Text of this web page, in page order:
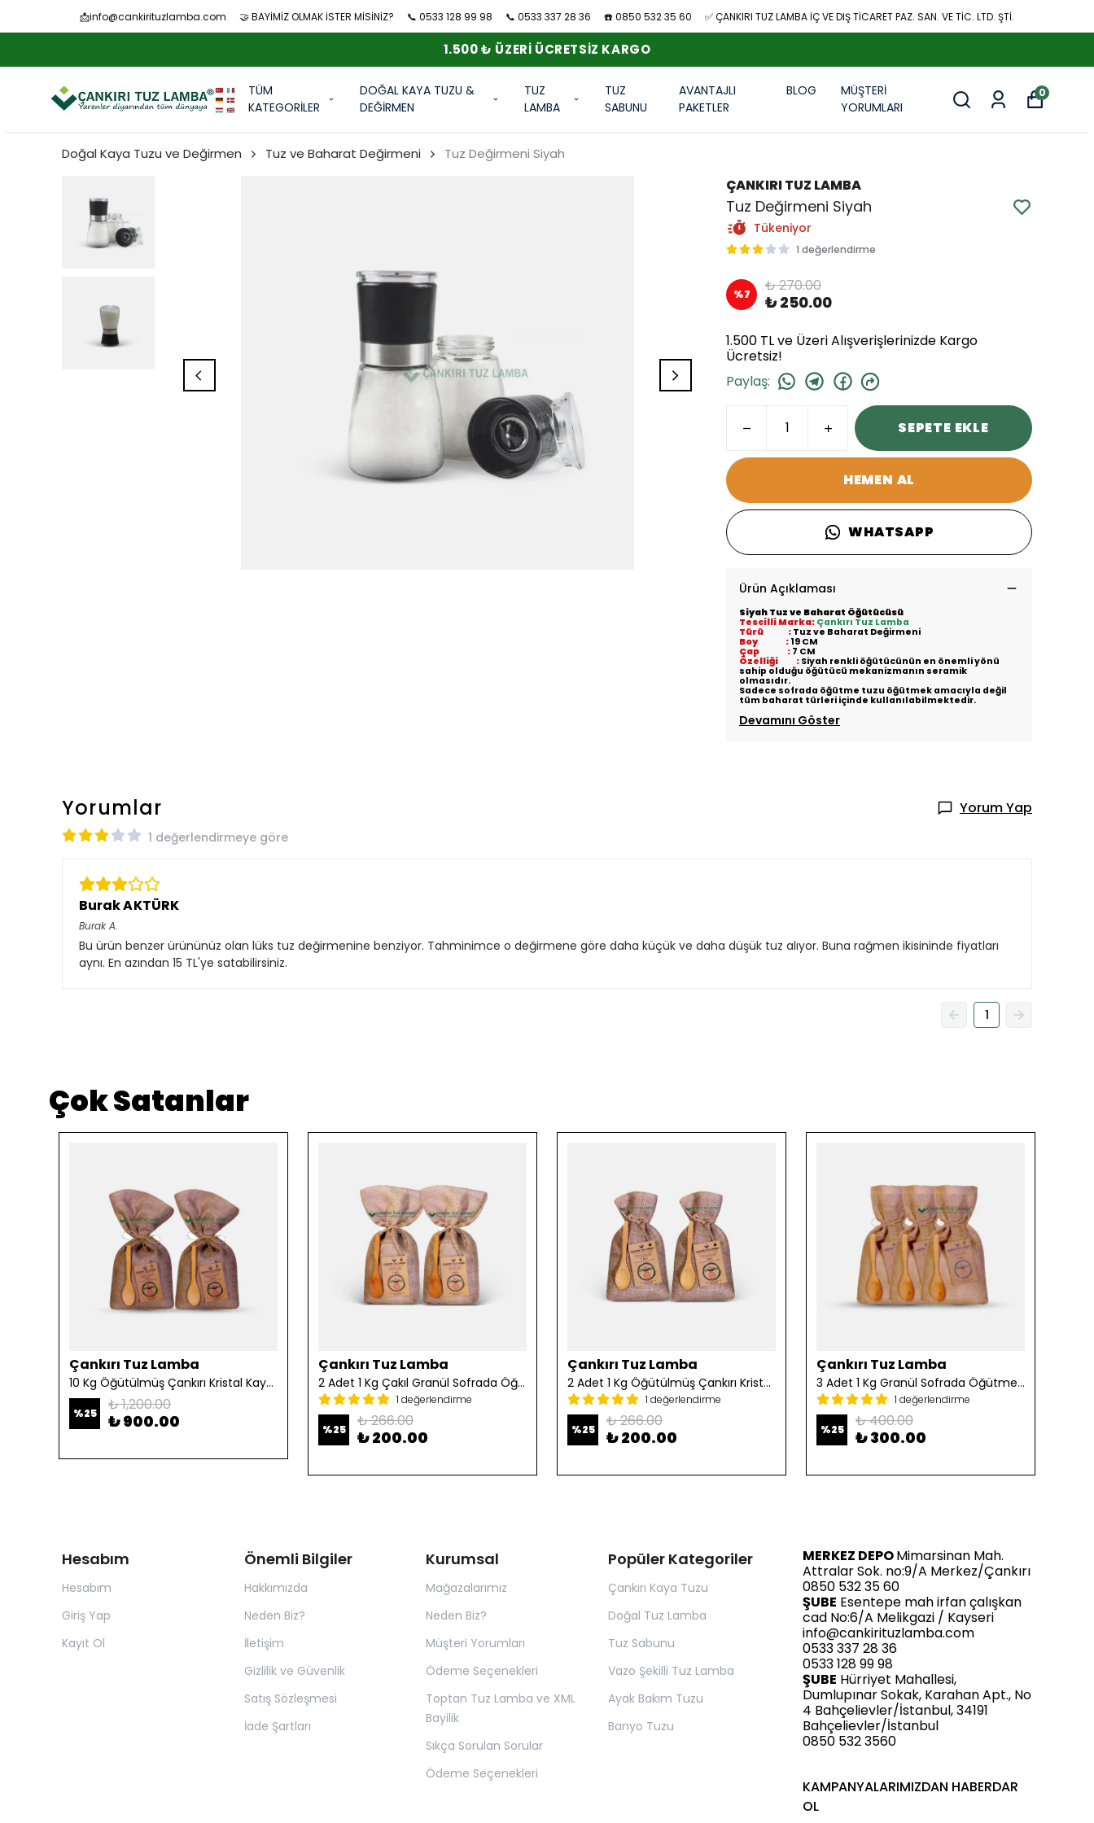
📩info@cankirituzlamba.com 🤝 BAYİMİZ OLMAK İSTER MİSİNİZ? 📞 0533 128 99 98 📞 0533 337 28 36 ☎️ 0850 532 35 60 ✅ ÇANKIRI TUZ LAMBA İÇ VE DIŞ TİCARET PAZ. SAN. VE TİC. LTD. ŞTİ.
1.500 ₺ ÜZERI ÜCRETSIZ KARGO
TÜM
KATEGORİLER
DOĞAL KAYA TUZU &
DEĞİRMEN
TUZ
LAMBA
TUZ
SABUNU
AVANTAJLI
PAKETLER
BLOG
MÜŞTERİ
YORUMLARI
0
Doğal Kaya Tuzu ve Değirmen Tuz ve Baharat Değirmeni Tuz Değirmeni Siyah
ÇANKIRI TUZ LAMBA
Tuz Değirmeni Siyah
Tükeniyor
1 değerlendirme
%7 ₺ 270.00
₺ 250.00
1.500 TL ve Üzeri Alışverişlerinizde Kargo
Ücretsiz!
Paylaş:
SEPETE EKLE
HEMEN AL
WHATSAPP
Ürün Açıklaması
Siyah Tuz ve Baharat Öğütücüsü
Tescilli Marka: Çankırı Tuz Lamba
Türü : Tuz ve Baharat Değirmeni
Boy : 19 CM
Çap : 7 CM
Özelliği : Siyah renkli öğütücünün en önemli yönü
sahip olduğu öğütücü mekanizmanın seramik
olmasıdır.
Sadece sofrada öğütme tuzu öğütmek amacıyla değil
tüm baharat türleri içinde kullanılabilmektedir.
Devamını Göster
Yorumlar Yorum Yap
1 değerlendirmeye göre
Burak AKTÜRK
Burak A.
Bu ürün benzer ürününüz olan lüks tuz değirmenine benziyor. Tahminimce o değirmene göre daha küçük ve daha düşük tuz alıyor. Buna rağmen ikisininde fiyatları
aynı. En azından 15 TL'ye satabilirsiniz.
1
Çok Satanlar
Çankırı Tuz Lamba
10 Kg Öğütülmüş Çankırı Kristal Kaya Tuzu
%25 ₺ 1,200.00
₺ 900.00
Çankırı Tuz Lamba
2 Adet 1 Kg Çakıl Granül Sofrada Öğütme Tuzu
1 değerlendirme
%25 ₺ 266.00
₺ 200.00
Çankırı Tuz Lamba
2 Adet 1 Kg Öğütülmüş Çankırı Kristal Kaya Tuzu
1 değerlendirme
%25 ₺ 266.00
₺ 200.00
Çankırı Tuz Lamba
3 Adet 1 Kg Granül Sofrada Öğütme Tuzu
1 değerlendirme
%25 ₺ 400.00
₺ 300.00
Hesabım
Hesabım
Giriş Yap
Kayıt Ol
Önemli Bilgiler
Hakkımızda
Neden Biz?
İletişim
Gizlilik ve Güvenlik
Satış Sözleşmesi
İade Şartları
Kurumsal
Mağazalarımız
Neden Biz?
Müşteri Yorumları
Ödeme Seçenekleri
Toptan Tuz Lamba ve XML
Bayilik
Sıkça Sorulan Sorular
Ödeme Seçenekleri
Popüler Kategoriler
Çankırı Kaya Tuzu
Doğal Tuz Lamba
Tuz Sabunu
Vazo Şekilli Tuz Lamba
Ayak Bakım Tuzu
Banyo Tuzu
MERKEZ DEPOMimarsinan Mah.
Attralar Sok. no:9/A Merkez/Çankırı
0850 532 35 60
ŞUBE Esentepe mah irfan çalışkan
cad No:6/A Melikgazi / Kayseri
info@cankirituzlamba.com
0533 337 28 36
0533 128 99 98
ŞUBE Hürriyet Mahallesi,
Dumlupınar Sokak, Karahan Apt., No
4 Bahçelievler/İstanbul, 34191
Bahçelievler/İstanbul
0850 532 3560
KAMPANYALARIMIZDAN HABERDAR
OL